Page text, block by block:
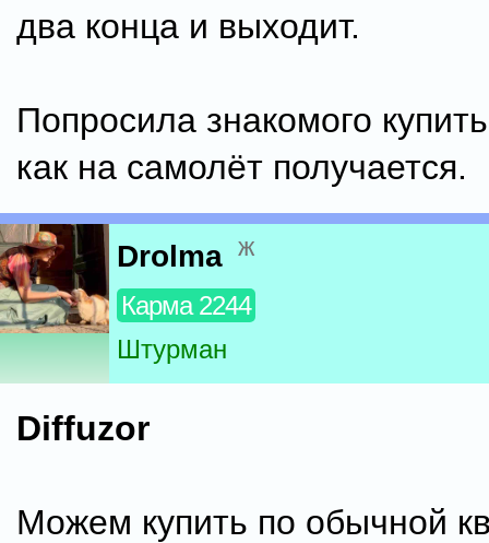
два конца и выходит.
Попросила знакомого
как на самолёт получается.
Drolma ж
Карма 2244
Штурман
Diffuzor
Можем купить по обычной